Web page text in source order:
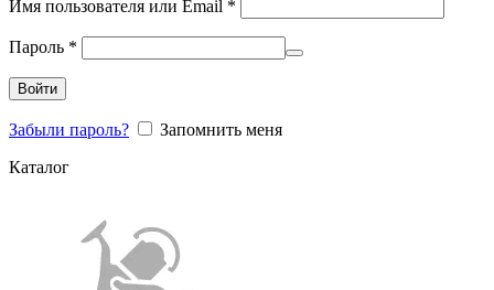
Имя пользователя или Email *
Пароль *
Войти
Забыли пароль?
Запомнить меня
Каталог